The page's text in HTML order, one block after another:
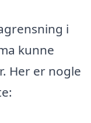
i
kunne
Her er nogle